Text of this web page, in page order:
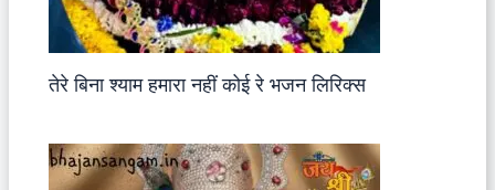
तेरे बिना श्याम हमारा नहीं कोई रे भजन लिरिक्स